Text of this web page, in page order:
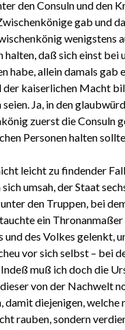
den Consuln und den
gab und
wenigstens
daß sich einst bei
habe, allein damals gab
kaiserlichen Macht
Ja, in den
zuerst die Consuln
Personen halten
leicht zu findender
umsah, der Staat
den Truppen, bei
ein
und des Volkes gelenkt,
vor sich selbst – bei
muß ich doch die
von der Nachwelt
diejenigen, welche
rauben, sondern